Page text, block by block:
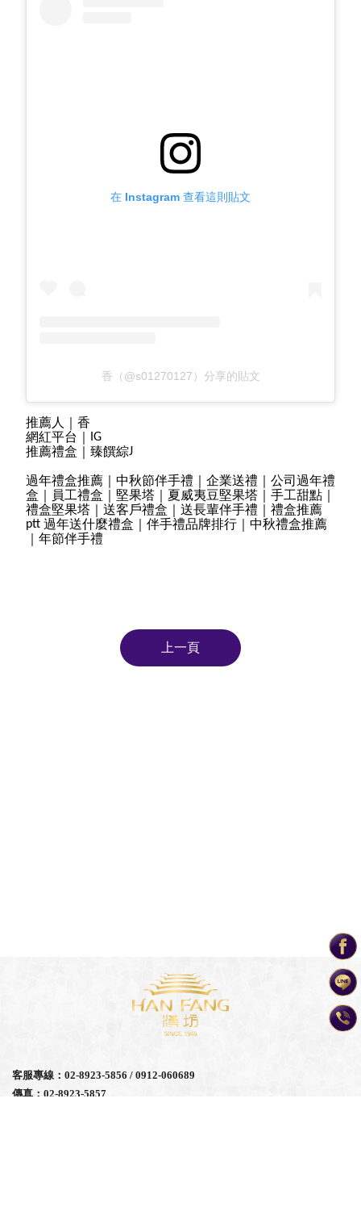
在 Instagram 查看這則貼文
香（@s01270127）分享的貼文
推薦人｜ 香
網紅平台｜ IG
推薦禮盒｜臻饌綜J
過年禮盒推薦｜中秋節伴手禮｜企業送禮｜公司過年禮
盒｜員工禮盒｜堅果塔｜夏威夷豆堅果塔｜手工甜點｜
禮盒堅果塔｜送客戶禮盒｜送長輩伴手禮｜禮盒推薦
ptt 過年送什麼禮盒｜伴手禮品牌排行｜中秋禮盒推薦
｜年節伴手禮
上一頁
客服專線：02-8923-5856 / 0912-060689
傳真：02-8923-5857